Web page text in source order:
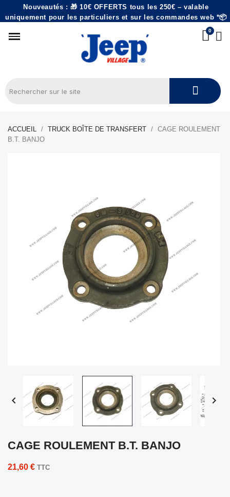
Nouveautés : 🎁 10€ OFFERTS tous les 250€ – valable
uniquement pour les particuliers et sur les commandes web *📦
ACCUEIL TRUCK BOÎTE DE TRANSFERT
CAGE ROULEMENT
B.T. BANJO
 
CAGE ROULEMENT B.T. BANJO
21,60 € TTC